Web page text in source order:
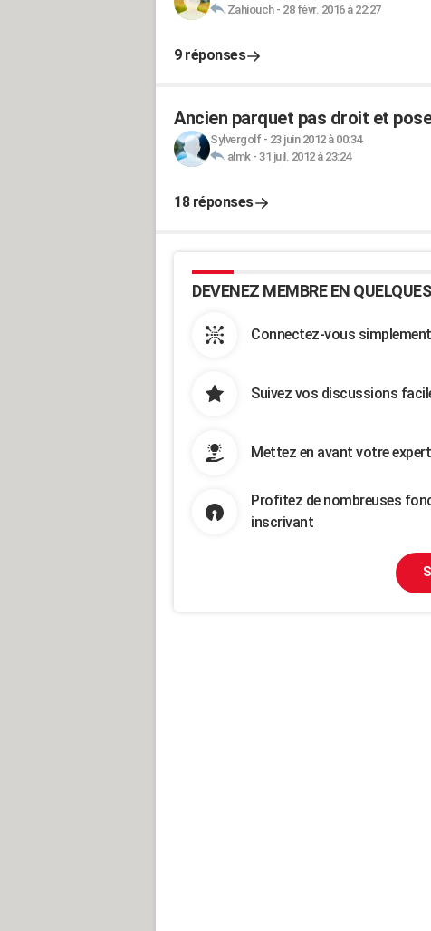
Zahiouch- 28 févr. 2016 à 22:27
9 réponses
Ancien parquet pas droit et
Sylvergolf- 23 juin 2012 à 00:34
almk- 31 juil. 2012 à 23:24
18 réponses
DEVENEZ MEMBRE EN
Connectez-vous
Suivez vos discussions
Mettez en avant votre
Profitez de nombreuses
inscrivant